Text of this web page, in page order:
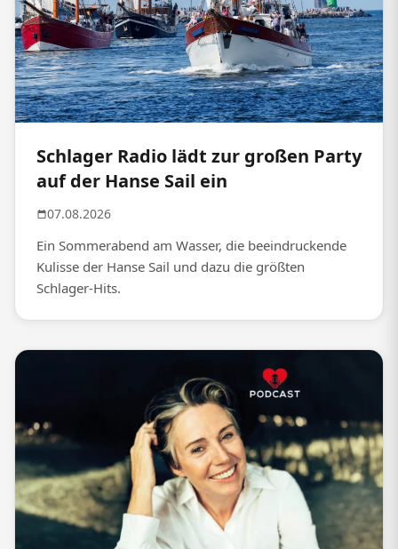
Schlager Radio lädt zur großen Party
auf der Hanse Sail ein
07.08.2026
Ein Sommerabend am Wasser, die beeindruckende
Kulisse der Hanse Sail und dazu die größten
Schlager-Hits.